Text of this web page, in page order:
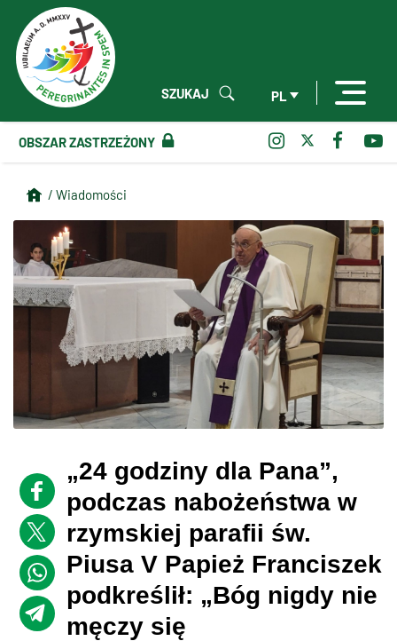
PL
SZUKAJ
OBSZAR ZASTRZEŻONY
/ Wiadomości
„24 godziny dla Pana”,
podczas nabożeństwa w
rzymskiej parafii św.
Piusa V Papież Franciszek
podkreślił: „Bóg nigdy nie
męczy się